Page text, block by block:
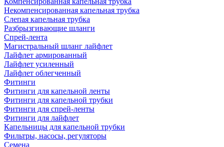
Некомпенсированная капельная трубка
Слепая капельная трубка
Разбрызгивающие шланги
Спрей-лента
Магистральный шланг лайфлет
Лайфлет армированный
Лайфлет усиленный
Лайфлет облегченный
Фитинги
Фитинги для капельной ленты
Фитинги для капельной трубки
Фитинги для спрей-ленты
Фитинги для лайфлет
Капельницы для капельной трубки
Фильтры, насосы, регуляторы
Семена